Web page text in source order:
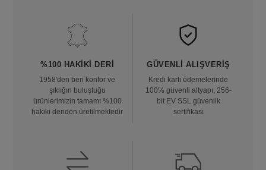
%100 HAKIKI DERI
1958'den beri konfor ve
şıklığın buluştuğu
ürünlerimizin tamamı %100
hakiki deriden üretilmektedir
GÜVENLI ALIŞVERIŞ
Kredi kartı ödemelerinde
100% güvenli altyapı, 256-
bit EV SSL güvenlik
sertifikası